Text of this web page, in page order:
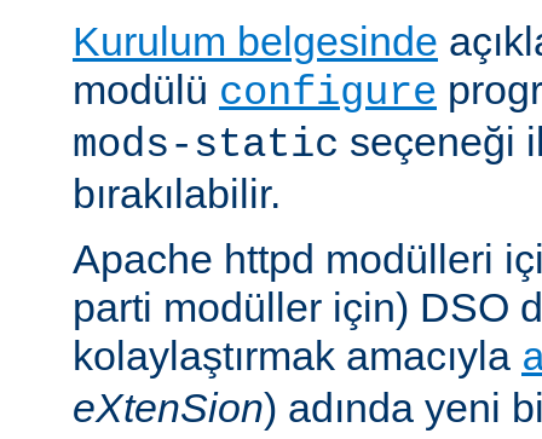
Kurulum belgesinde
modülü configure
mods-static seçeneği
bırakılabilir.
Apache httpd modülleri
parti modüller için) DSO
kolaylaştırmak amacıyla
eXtenSion) adında yeni